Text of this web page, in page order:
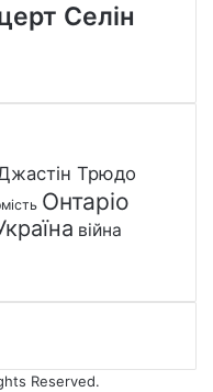
Селін
Трюдо
Онтаріо
війна
Reserved.